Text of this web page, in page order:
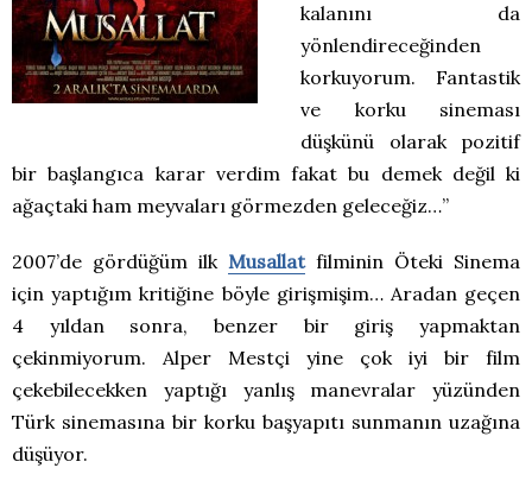
kalanını da
yönlendireceğinden
korkuyorum. Fantastik
ve korku sineması
düşkünü olarak pozitif
bir başlangıca karar verdim fakat bu demek değil ki
ağaçtaki ham meyvaları görmezden geleceğiz…”
2007’de gördüğüm ilk Musallatfilminin Öteki Sinema
için yaptığım kritiğine böyle girişmişim… Aradan geçen
4 yıldan sonra, benzer bir giriş yapmaktan
çekinmiyorum. Alper Mestçi yine çok iyi bir film
çekebilecekken yaptığı yanlış manevralar yüzünden
Türk sinemasına bir korku başyapıtı sunmanın uzağına
düşüyor.